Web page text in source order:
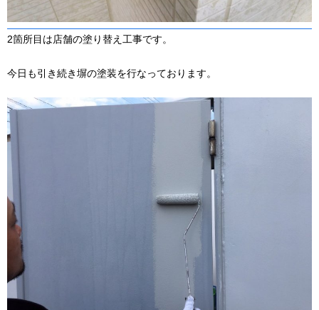
2箇所目は店舗の塗り替え工事です。
今日も引き続き塀の塗装を行なっております。